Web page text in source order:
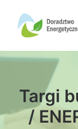
Oferta doradców
Aktualności
Wydarzenia
Oferta
Targi
/